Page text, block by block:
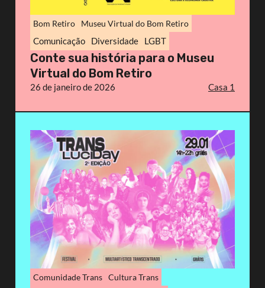
Bom Retiro Museu Virtual do Bom Retiro
Comunicação Diversidade LGBT
Conte sua história para o Museu
Virtual do Bom Retiro
26 de janeiro de 2026 Casa 1
Comunidade Trans Cultura Trans